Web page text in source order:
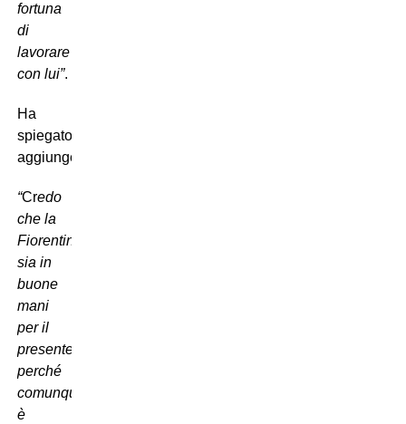
fortuna
di
lavorare
con lui”.
Ha
spiegato,
aggiungendo:
“Credo
che la
Fiorentina
sia in
buone
mani
per il
presente,
perché
comunque
è